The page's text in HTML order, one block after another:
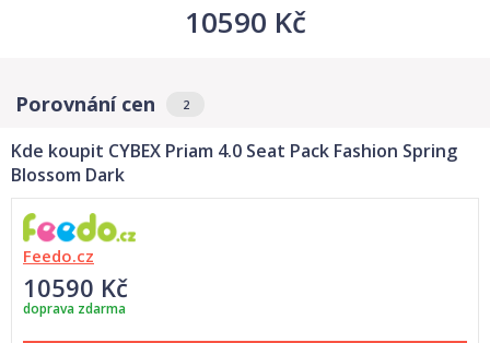
10590 Kč
Porovnání cen 2
Kde koupit CYBEX Priam 4.0 Seat Pack Fashion Spring
Blossom Dark
Feedo.cz
10590 Kč
doprava zdarma